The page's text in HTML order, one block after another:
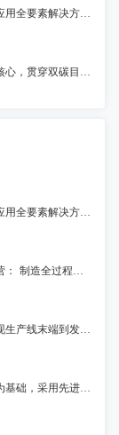
超引领，提供基于数据底座的数字孪生与数据智能应用全要素解决方案 ，帮助企业客户统一数据标准、建设数据基座；实现工厂1:1数字重构与仿真优化，并运用AI大模型驱动数据智能应用，优化生产决策，实现从经验管理到智能驱动的转型升级。
智慧双碳全场景解决方案是以碳资产数字化管理为核心，贯穿双碳目标规划、减碳路径实施的全流程服务体系，通过物联网、大数据、AI等数字化技术深度融合，赋能企业实现数字化可持续建设与绿色转型。
超引领，提供基于数据底座的数字孪生与数据智能应用全要素解决方案 ，帮助企业客户统一数据标准、建设数据基座；实现工厂1:1数字重构与仿真优化，并运用AI大模型驱动数据智能应用，优化生产决策，实现从经验管理到智能驱动的转型升级。
灯塔工厂引领，全流程智能协同，实现工厂卓越运营： 制造全过程监管与追溯：全面记录制造全流程数据，提升整体运营效率和质量控制水平。 流程敏捷化定制与优化：灵活定制生产管理流程和功能扩展，满足企业不同发展阶段的需求。 灯塔工厂管理实践引领：数据驱动生产资源配置，高效应对市场变化，提高盈利能力。
智慧搬运全场景解决方案是基于智能管理系统，实现生产线末端到发货的全流程、软硬一体的“搬运-码垛-装卸”综合解决方案。以包装、码垛、装车、后段搬运4大基础场景，提供标准化模块产品，布局云端能力，延展面向不同行业的高效率、高适配、高稳定解决方案。
卡奥斯家电产线自动化解决方案是以先进生产工艺为基础，采用先进的激光焊接技术，提供具有自我诊断与调整的智能生产系统，实现多规格产品的兼容性生产、自动化和高节拍快速生产。聚焦冲压、注塑、钣金成型、激光焊接、机器人应用等，拥有30多年家电自动化产线经验，多条全自动家电产线已经稳定运行超过10年。